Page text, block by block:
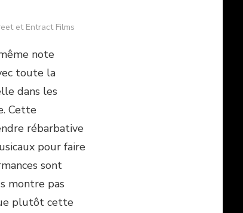
et Entract Films
note
toute la
dans les
Cette
rébarbative
pour faire
sont
montre pas
plutôt cette